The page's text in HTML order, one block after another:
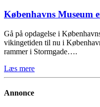
Københavns Museum
Gå på opdagelse i
vikingetiden til nu i
rammer i Stormgade….
Læs mere
Annonce